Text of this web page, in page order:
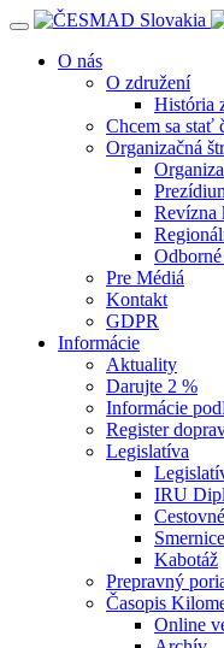
Navigácia
O nás
O združení
História
Chcem sa stať
Organizačná
Revízna
Pre Médiá
Kontakt
GDPR
Informácie
Aktuality
Darujte 2 %
Informácie
Register
Legislatíva
IRU
Kabotáž
Prepravný
Časopis
Online